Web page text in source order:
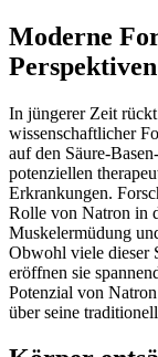
Moderne
Perspektiven
In jüngerer Zeit
wissenschaftlicher
auf den Säure-
potenziellen
Erkrankungen.
Rolle von Natron in
Muskelermüdung
Obwohl viele dieser
eröffnen sie
Potenzial von
über seine